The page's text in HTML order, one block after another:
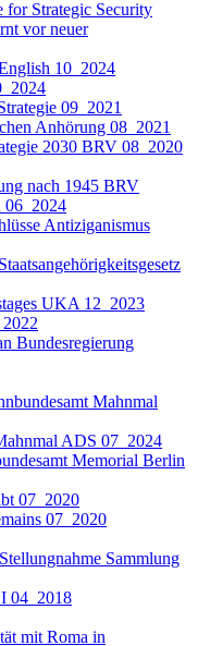
Strategic Security
vor neuer
10_2024
09_2021
Anhörung 08_2021
2030 BRV 08_2020
nach 1945 BRV
06_2024
Antiziganismus
UKA 12_2023
Bundesregierung
Mahnmal
ADS 07_2024
Memorial Berlin
07_2020
07_2020
Sammlung
04_2018
mit Roma in